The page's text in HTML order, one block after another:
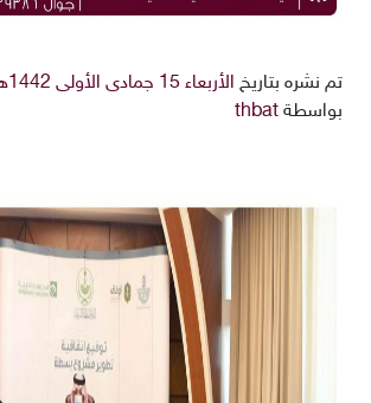
تم نشره بتاريخ الأربعاء 15 جمادى الأولى 1442هـ 30-12-2020م
بواسطة thbat